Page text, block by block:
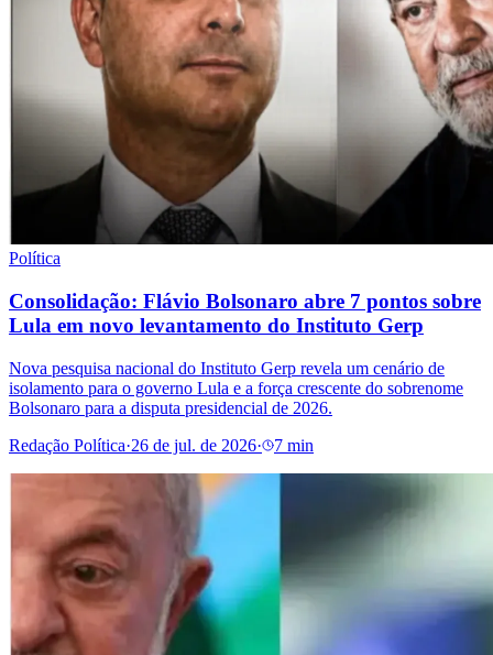
Política
Consolidação: Flávio Bolsonaro abre 7 pontos sobre
Lula em novo levantamento do Instituto Gerp
Nova pesquisa nacional do Instituto Gerp revela um cenário de
isolamento para o governo Lula e a força crescente do sobrenome
Bolsonaro para a disputa presidencial de 2026.
Redação Política·26 de jul. de 2026· 7 min